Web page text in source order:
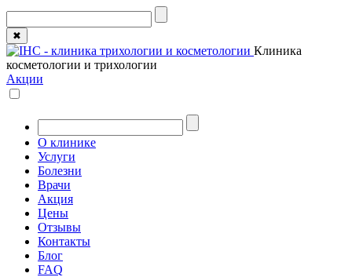
✖
Клиника
косметологии и трихологии
Акции
О клинике
Услуги
Болезни
Врачи
Акция
Цены
Отзывы
Контакты
Блог
FAQ